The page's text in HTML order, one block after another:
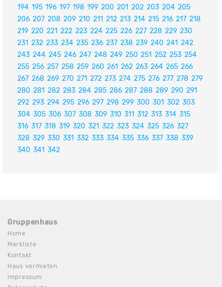
194 195 196 197 198 199 200 201 202 203 204 205
206 207 208 209 210 211 212 213 214 215 216 217 218
219 220 221 222 223 224 225 226 227 228 229 230
231 232 233 234 235 236 237 238 239 240 241 242
243 244 245 246 247 248 249 250 251 252 253 254
255 256 257 258 259 260 261 262 263 264 265 266
267 268 269 270 271 272 273 274 275 276 277 278 279
280 281 282 283 284 285 286 287 288 289 290 291
292 293 294 295 296 297 298 299 300 301 302 303
304 305 306 307 308 309 310 311 312 313 314 315
316 317 318 319 320 321 322 323 324 325 326 327
328 329 330 331 332 333 334 335 336 337 338 339
340 341 342
Gruppenhaus
Home
Merkliste
Kontakt
Haus vermieten
Impressum